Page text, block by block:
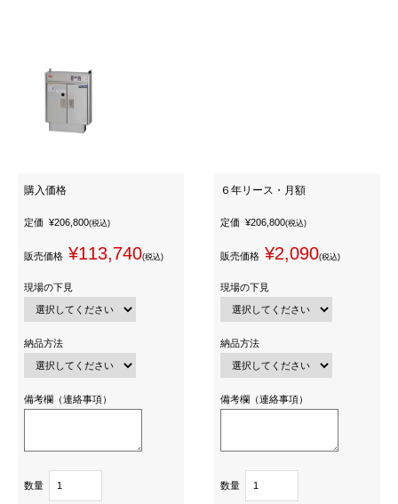
購入価格
定価 ¥206,800(税込)
販売価格 ¥113,740(税込)
現場の下見
納品方法
備考欄（連絡事項）
数量
６年リース・月額
定価 ¥206,800(税込)
販売価格 ¥2,090(税込)
現場の下見
納品方法
備考欄（連絡事項）
数量